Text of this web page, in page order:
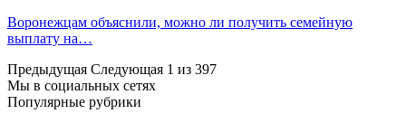
Воронежцам объяснили, можно ли получить семейную
выплату на…
Предыдущая Следующая 1 из 397
Мы в социальных сетях
Популярные рубрики